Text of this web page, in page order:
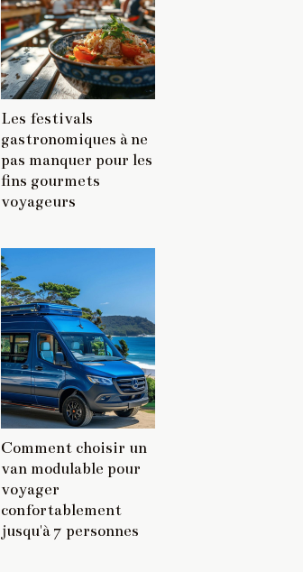
Les festivals
gastronomiques à ne
pas manquer pour les
fins gourmets
voyageurs
Comment choisir un
van modulable pour
voyager
confortablement
jusqu'à 7 personnes